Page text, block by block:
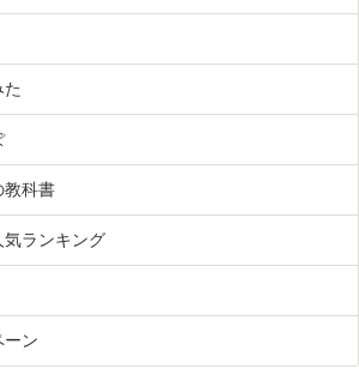
教科書
気ランキング
ーン